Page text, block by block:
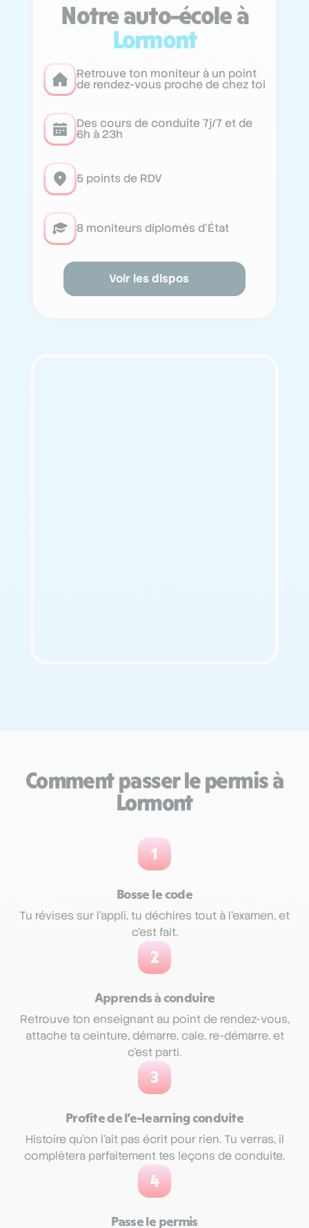
Notre auto-école à
Lormont
Retrouve ton moniteur à un point
de rendez-vous proche de chez toi
Des cours de conduite 7j/7 et de
6h à 23h
5 points de RDV
8 moniteurs diplomés d’État
Voir les dispos
Comment passer le permis à
Lormont
1
Bosse le code
Tu révises sur l’appli, tu déchires tout à l’examen, et
c’est fait.
2
Apprends à conduire
Retrouve ton enseignant au point de rendez-vous,
attache ta ceinture, démarre, cale, re-démarre, et
c’est parti.
3
Profite de l’e-learning conduite
Histoire qu’on l’ait pas écrit pour rien. Tu verras, il
complètera parfaitement tes leçons de conduite.
4
Passe le permis